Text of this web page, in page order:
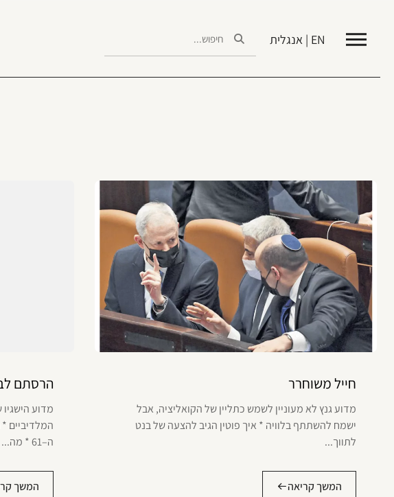
EN | אנגלית
חייל משוחרר
מדוע גנץ לא מעוניין לשמש כתליין של הקואליציה, אבל
ישמח להשתתף בלוויה * איך פוטין הגיב להצעה של בנט
לתווך...
המשך קריאה
הרסתם
מדוע
המלדיביים
ה–61 * מה...
המשך